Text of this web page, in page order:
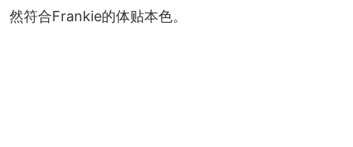
然符合Frankie的体贴本色。